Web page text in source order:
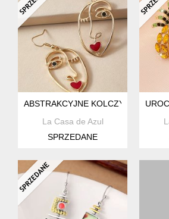
ABSTRAKCYJNE KOLCZYKI
La Casa de Azul
SPRZEDANE